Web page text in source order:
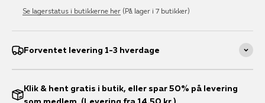
Se lagerstatus i butikkerne her (På lager i 7 butikker)
Forventet levering 1-3 hverdage
Klik & hent gratis i butik, eller spar 50% på levering